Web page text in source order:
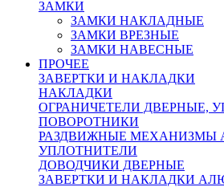
ЗАМКИ
ЗАМКИ НАКЛАДНЫЕ
ЗАМКИ ВРЕЗНЫЕ
ЗАМКИ НАВЕСНЫЕ
ПРОЧЕЕ
ЗАВЕРТКИ И НАКЛАДКИ
НАКЛАДКИ
ОГРАНИЧЕТЕЛИ ДВЕРНЫЕ,
ПОВОРОТНИКИ
РАЗДВИЖНЫЕ МЕХАНИЗМЫ
УПЛОТНИТЕЛИ
ДОВОДЧИКИ ДВЕРНЫЕ
ЗАВЕРТКИ И НАКЛАДКИ